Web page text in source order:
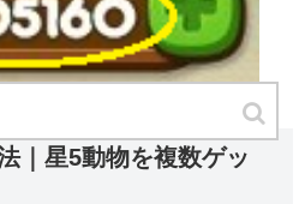
｜ 星5動物を複数ゲッ